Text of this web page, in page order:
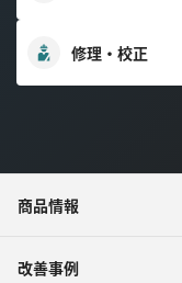
修理・校正
商品情報
改善事例